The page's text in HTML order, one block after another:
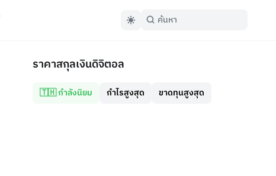
ราคาสกุลเงินดิจิตอล
🇹🇭 กำลังนิยม กำไรสูงสุด ขาดทุนสูงสุด